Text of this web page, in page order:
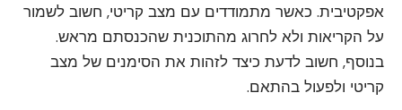
אפקטיבית. כאשר מתמודדים עם מצב קריטי, חשוב לשמור
על הקריאות ולא לחרוג מהתוכנית שהכנסתם מראש.
בנוסף, חשוב לדעת כיצד לזהות את הסימנים של מצב
קריטי ולפעול בהתאם.